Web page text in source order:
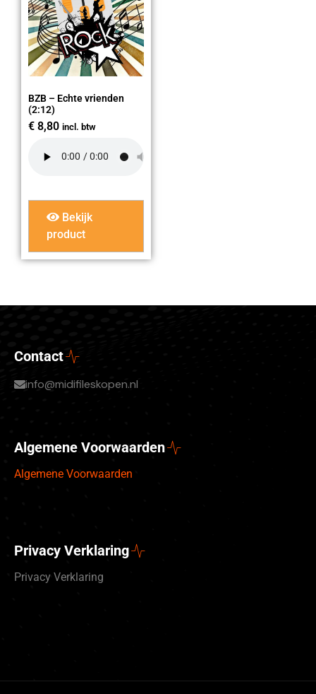
BZB – Echte vrienden
(2:12)
€ 8,80 incl. btw
Bekijk
product
Contact
info@midifileskopen.nl
Algemene Voorwaarden
Algemene Voorwaarden
Privacy Verklaring
Privacy Verklaring
Deutsch